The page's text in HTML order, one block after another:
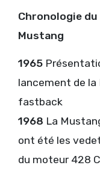
Chronologie
Mustang
1965
lancement de
fastback
1968 La
ont été les
du moteur 428